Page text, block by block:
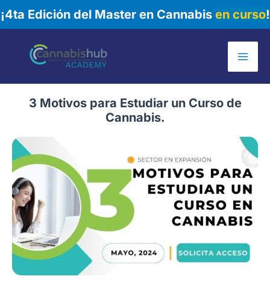
¡4ta Edición del Master en Cannabis en curso!
3 Motivos para Estudiar un Curso de
Cannabis.